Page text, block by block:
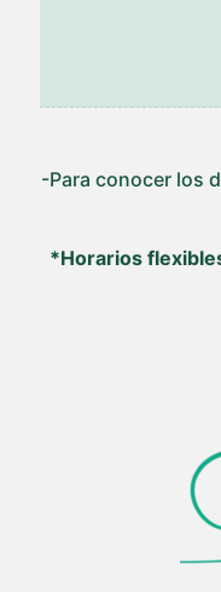
-Para conocer los
*Horarios